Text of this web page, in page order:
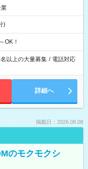
)
OK！
以上の大量募集 / 電話対応
詳細へ
掲載日：2026.08.08
のモクモクシ